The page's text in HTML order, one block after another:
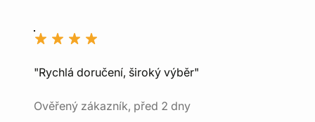
"Rychlá doručení, široký výběr"
Ověřený zákazník, před 2 dny